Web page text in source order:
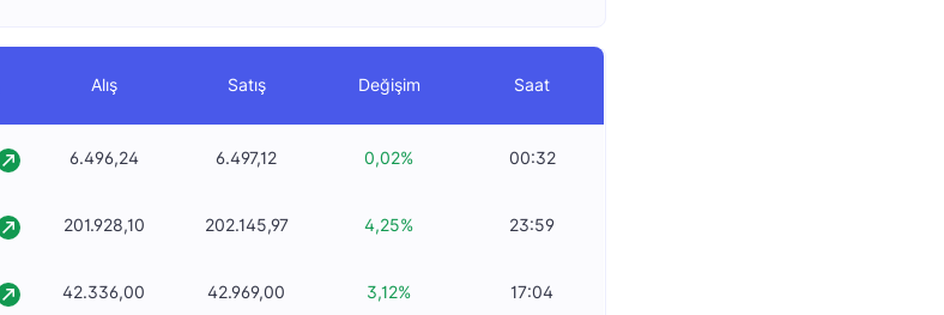
Alış Satış Değişim Saat
6.496,24 6.497,12 0,02% 00:32
201.928,10 202.145,97 4,25% 23:59
42.336,00 42.969,00 3,12% 17:04